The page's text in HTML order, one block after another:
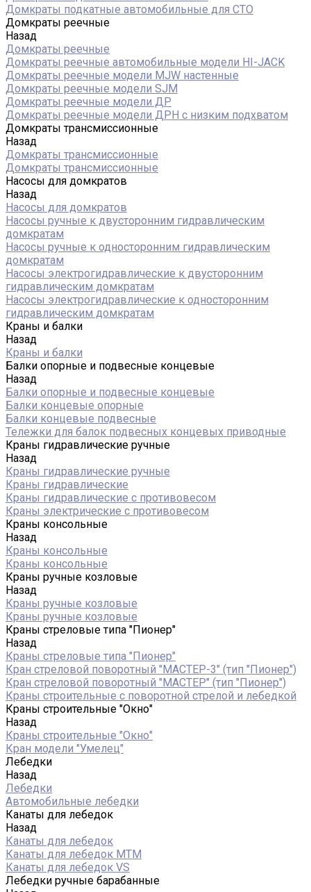
Домкраты подкатные автомобильные для СТО
Домкраты реечные
Назад
Домкраты реечные
Домкраты реечные автомобильные модели HI-JACK
Домкраты реечные модели MJW настенные
Домкраты реечные модели SJM
Домкраты реечные модели ДР
Домкраты реечные модели ДРН с низким подхватом
Домкраты трансмиссионные
Назад
Домкраты трансмиссионные
Домкраты трансмиссионные
Насосы для домкратов
Назад
Насосы для домкратов
Насосы ручные к двусторонним гидравлическим
домкратам
Насосы ручные к односторонним гидравлическим
домкратам
Насосы электрогидравлические к двусторонним
гидравлическим домкратам
Насосы электрогидравлические к односторонним
гидравлическим домкратам
Краны и балки
Назад
Краны и балки
Балки опорные и подвесные концевые
Назад
Балки опорные и подвесные концевые
Балки концевые опорные
Балки концевые подвесные
Тележки для балок подвесных концевых приводные
Краны гидравлические ручные
Назад
Краны гидравлические ручные
Краны гидравлические
Краны гидравлические с противовесом
Краны электрические с противовесом
Краны консольные
Назад
Краны консольные
Краны консольные
Краны ручные козловые
Назад
Краны ручные козловые
Краны ручные козловые
Краны стреловые типа "Пионер"
Назад
Краны стреловые типа "Пионер"
Кран стреловой поворотный "МАСТЕР-3" (тип "Пионер")
Кран стреловой поворотный "МАСТЕР" (тип "Пионер")
Краны строительные с поворотной стрелой и лебедкой
Краны строительные "Окно"
Назад
Краны строительные "Окно"
Кран модели "Умелец"
Лебедки
Назад
Лебедки
Автомобильные лебедки
Канаты для лебедок
Назад
Канаты для лебедок
Канаты для лебедок MTM
Канаты для лебедок VS
Лебедки ручные барабанные